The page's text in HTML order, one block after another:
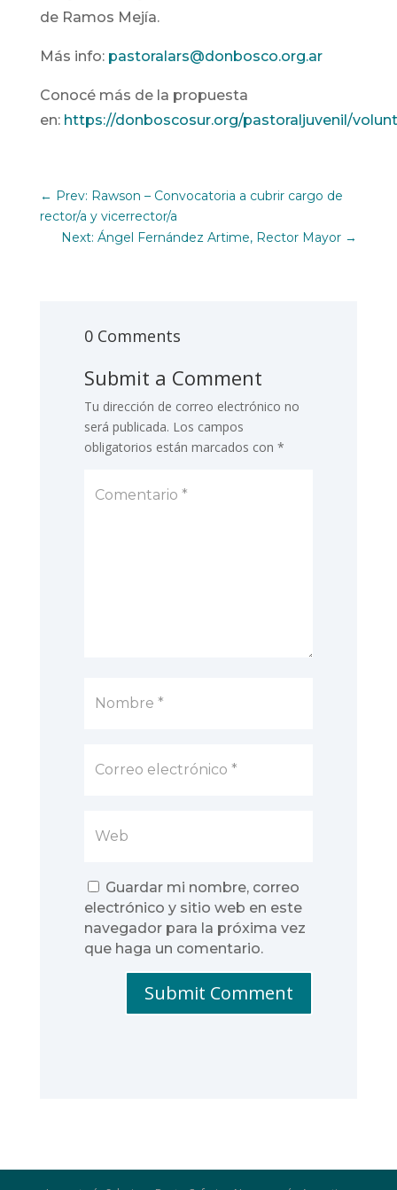
de Ramos Mejía.
Más info: pastoralars@donbosco.org.ar
Conocé más de la propuesta
en: https://donboscosur.org/pastoraljuvenil/
← Prev: Rawson – Convocatoria a cubrir cargo de
rector/a y vicerrector/a
Next: Ángel Fernández Artime, Rector Mayor →
0 Comments
Submit a Comment
Tu dirección de correo electrónico no
será publicada. Los campos
obligatorios están marcados con *
Guardar mi nombre, correo
electrónico y sitio web en este
navegador para la próxima vez
que haga un comentario.
Submit Comment